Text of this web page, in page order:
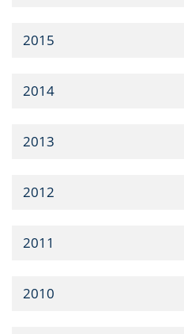
2015
2014
2013
2012
2011
2010